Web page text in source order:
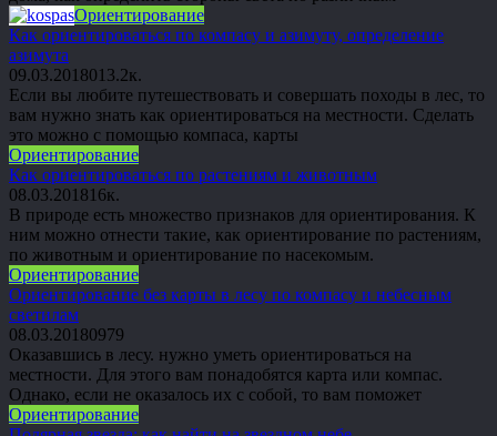
Ориентирование
Как ориентироваться по компасу и азимуту, определение
азимута
09.03.2018013.2к.
Если вы любите путешествовать и совершать походы в лес, то
вам нужно знать как ориентироваться на местности. Сделать
это можно с помощью компаса, карты
Ориентирование
Как ориентироваться по растениям и животным
08.03.20181 6к.
В природе есть множество признаков для ориентирования. К
ним можно отнести такие, как ориентирование по растениям,
по животным и ориентирование по насекомым.
Ориентирование
Ориентирование без карты в лесу по компасу и небесным
светилам
08.03.20180979
Оказавшись в лесу. нужно уметь ориентироваться на
местности. Для этого вам понадобятся карта или компас.
Однако, если не оказалось их с собой, то вам поможет
Ориентирование